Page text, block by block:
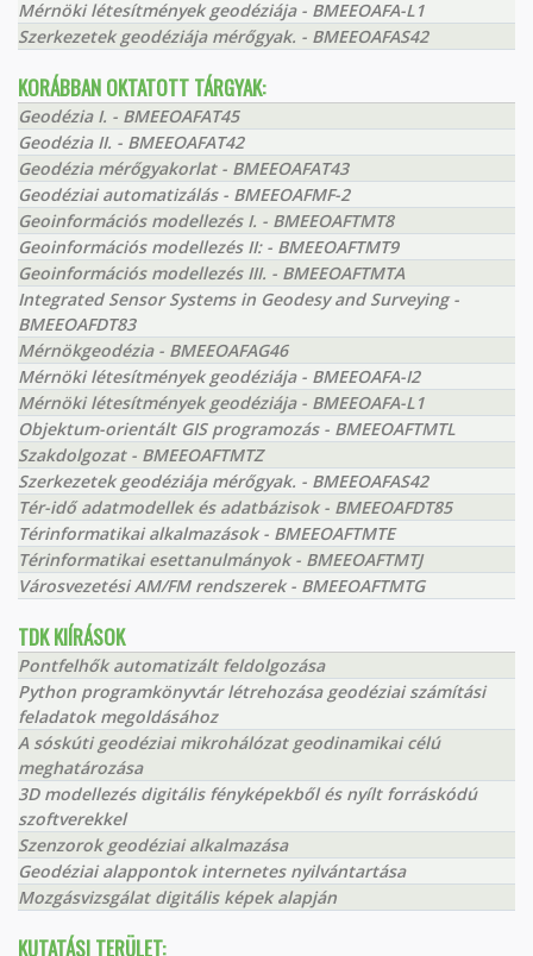
Mérnöki létesítmények geodéziája - BMEEOAFA-L1
Szerkezetek geodéziája mérőgyak. - BMEEOAFAS42
KORÁBBAN OKTATOTT TÁRGYAK:
Geodézia I. - BMEEOAFAT45
Geodézia II. - BMEEOAFAT42
Geodézia mérőgyakorlat - BMEEOAFAT43
Geodéziai automatizálás - BMEEOAFMF-2
Geoinformációs modellezés I. - BMEEOAFTMT8
Geoinformációs modellezés II: - BMEEOAFTMT9
Geoinformációs modellezés III. - BMEEOAFTMTA
Integrated Sensor Systems in Geodesy and Surveying -
BMEEOAFDT83
Mérnökgeodézia - BMEEOAFAG46
Mérnöki létesítmények geodéziája - BMEEOAFA-I2
Mérnöki létesítmények geodéziája - BMEEOAFA-L1
Objektum-orientált GIS programozás - BMEEOAFTMTL
Szakdolgozat - BMEEOAFTMTZ
Szerkezetek geodéziája mérőgyak. - BMEEOAFAS42
Tér-idő adatmodellek és adatbázisok - BMEEOAFDT85
Térinformatikai alkalmazások - BMEEOAFTMTE
Térinformatikai esettanulmányok - BMEEOAFTMTJ
Városvezetési AM/FM rendszerek - BMEEOAFTMTG
TDK KIÍRÁSOK
Pontfelhők automatizált feldolgozása
Python programkönyvtár létrehozása geodéziai számítási
feladatok megoldásához
A sóskúti geodéziai mikrohálózat geodinamikai célú
meghatározása
3D modellezés digitális fényképekből és nyílt forráskódú
szoftverekkel
Szenzorok geodéziai alkalmazása
Geodéziai alappontok internetes nyilvántartása
Mozgásvizsgálat digitális képek alapján
KUTATÁSI TERÜLET: